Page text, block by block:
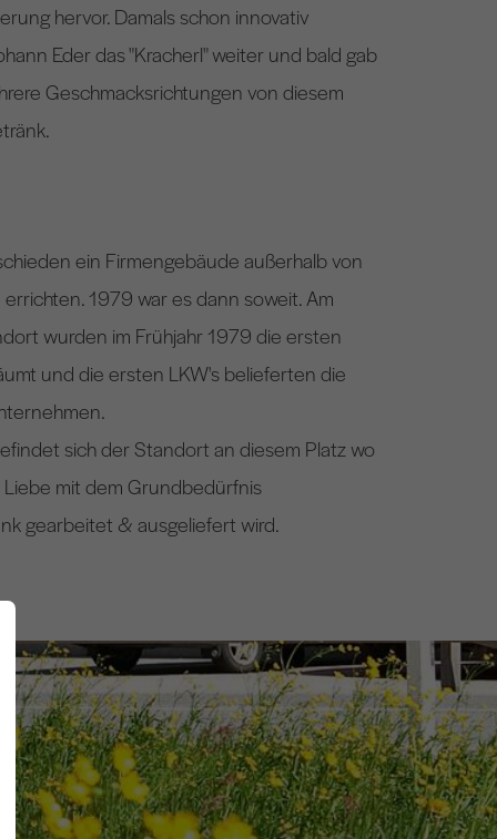
hervor. Damals schon innovativ
Eder das "Kracherl" weiter und bald gab
Geschmacksrichtungen von diesem
ein Firmengebäude außerhalb von
1979 war es dann soweit. Am
wurden im Frühjahr 1979 die ersten
und die ersten LKW's belieferten die
sich der Standort an diesem Platz wo
Liebe mit dem Grundbedürfnis
gearbeitet & ausgeliefert wird.